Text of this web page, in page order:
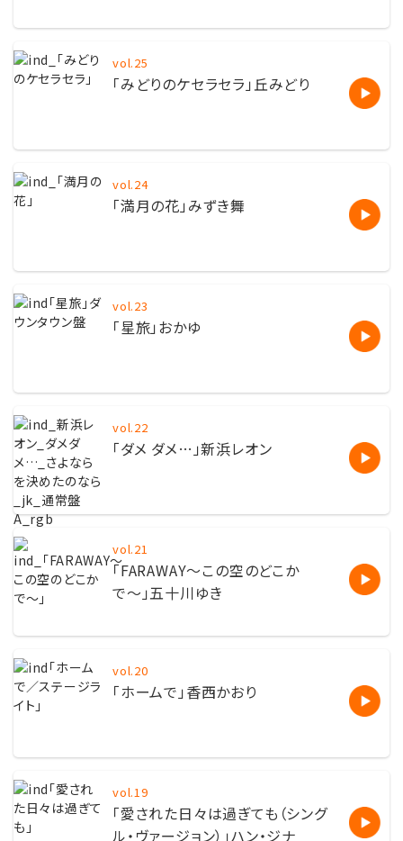
vol.25
「みどりのケセラセラ」丘みどり
vol.24
「満月の花」みずき舞
vol.23
「星旅」おかゆ
vol.22
「ダメ ダメ…」新浜レオン
vol.21
「FARAWAY〜この空のどこか
で〜」五十川ゆき
vol.20
「ホームで」香西かおり
vol.19
「愛された日々は過ぎても（シング
ル・ヴァージョン）」ハン・ジナ